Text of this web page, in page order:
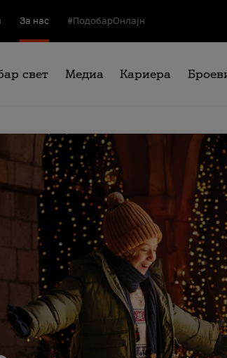
За нас #ПодобарОнлајн
свет Медиа Кариера